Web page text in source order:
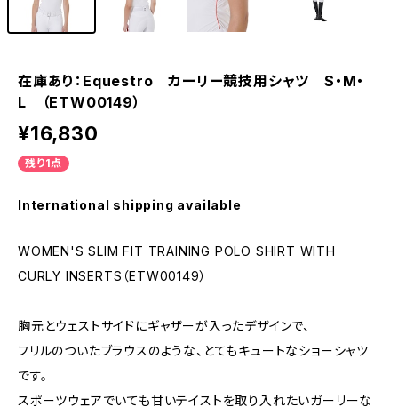
在庫あり：Equestro カーリー競技用シャツ S・M・
L （ETW00149）
¥16,830
残り1点
International shipping available
WOMEN'S SLIM FIT TRAINING POLO SHIRT WITH
CURLY INSERTS（ETW00149）
胸元とウェストサイドにギャザーが入ったデザインで、
フリルのついたブラウスのような、とてもキュートなショーシャツ
です。
スポーツウェアでいても甘いテイストを取り入れたいガーリーな